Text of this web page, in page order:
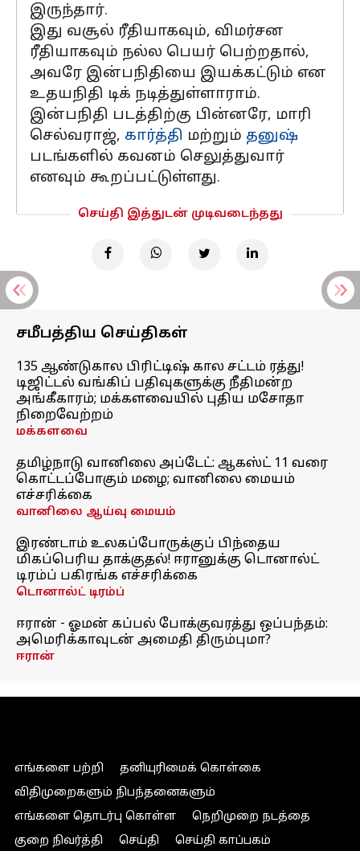
இருந்தார்.
இது வசூல் ரீதியாகவும், விமர்சன
ரீதியாகவும் நல்ல பெயர் பெற்றதால்,
அவரே இன்பநிதியை இயக்கட்டும் என
உதயநிதி டிக் நடித்துள்ளாராம்.
இன்பநிதி படத்திற்கு பின்னரே, மாரி
செல்வராஜ், கார்த்தி மற்றும் தனுஷ்
படங்களில் கவனம் செலுத்துவார்
எனவும் கூறப்பட்டுள்ளது.
செய்தி இத்துடன் முடிவடைந்தது
சமீபத்திய செய்திகள்
135 ஆண்டுகால பிரிட்டிஷ் கால சட்டம் ரத்து!
டிஜிட்டல் வங்கிப் பதிவுகளுக்கு நீதிமன்ற
அங்கீகாரம்; மக்களவையில் புதிய மசோதா
நிறைவேற்றம்
மக்களவை
தமிழ்நாடு வானிலை அப்டேட்: ஆகஸ்ட் 11 வரை
கொட்டப்போகும் மழை; வானிலை மையம்
எச்சரிக்கை
வானிலை ஆய்வு மையம்
இரண்டாம் உலகப்போருக்குப் பிந்தைய
மிகப்பெரிய தாக்குதல்! ஈரானுக்கு டொனால்ட்
டிரம்ப் பகிரங்க எச்சரிக்கை
டொனால்ட் டிரம்ப்
ஈரான் - ஓமன் கப்பல் போக்குவரத்து ஒப்பந்தம்:
அமெரிக்காவுடன் அமைதி திரும்புமா?
ஈரான்
எங்களை பற்றி
தனியுரிமைக் கொள்கை
விதிமுறைகளும் நிபந்தனைகளும்
எங்களை தொடர்பு கொள்ள
நெறிமுறை நடத்தை
குறை நிவர்த்தி
செய்தி செய்தி காப்பகம்